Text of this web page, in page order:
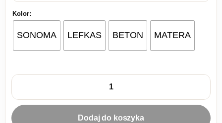
Kolor:
SONOMA LEFKAS BETON MATERA
ilość Meblościanka Tango XL
Dodaj do koszyka